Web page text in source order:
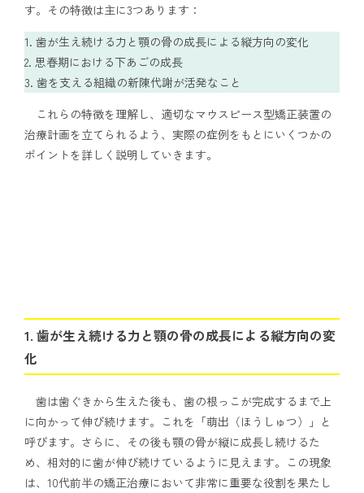
す。その特徴は主に3つあります：
歯が生え続ける力と顎の骨の成長による縦方向の変化
思春期における下あごの成長
歯を支える組織の新陳代謝が活発なこと
これらの特徴を理解し、適切なマウスピース型矯正装置の
治療計画を立てられるよう、実際の症例をもとにいくつかの
ポイントを詳しく説明していきます。
1. 歯が生え続ける力と顎の骨の成長による縦方向の変
化
歯は歯ぐきから生えた後も、歯の根っこが完成するまで上
に向かって伸び続けます。これを「萌出（ほうしゅつ）」と
呼びます。さらに、その後も顎の骨が縦に成長し続けるた
め、相対的に歯が伸び続けているように見えます。この現象
は、10代前半の矯正治療において非常に重要な役割を果たし